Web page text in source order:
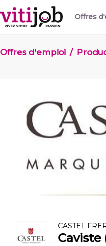
Offres
Offres d'emploi
CASTEL
Caviste